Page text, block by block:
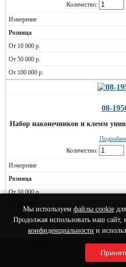
Мы используем файлы cookie
Продолжая использовать наш сайт,
конфиденциальности и
Количество:
08-
Набор наконечников и клемм
Количество: